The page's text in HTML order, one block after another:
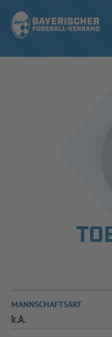
ERGEBNISSE &
SPIELBETRIEB &
AUSBILDUNG &
MANNSCHAFTSART
k.A.